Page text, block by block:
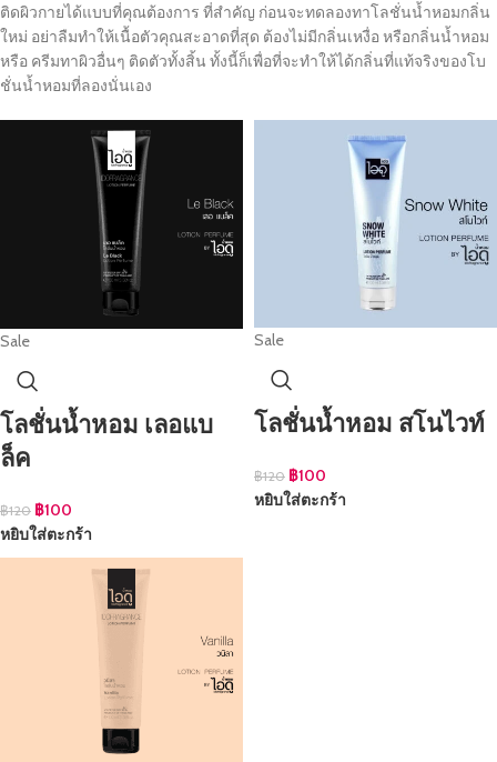
ติดผิวกายได้แบบที่คุณต้องการ ที่สำคัญ ก่อนจะทดลองทาโลชั่นน้ำหอมกลิ่น
ใหม่ อย่าลืมทำให้เนื้อตัวคุณสะอาดที่สุด ต้องไม่มีกลิ่นเหงื่อ หรือกลิ่นน้ำหอม
หรือ ครีมทาผิวอื่นๆ ติดตัวทั้งสิ้น ทั้งนี้ก็เพื่อที่จะทำให้ได้กลิ่นที่แท้จริงของโบ
ชั่นน้ำหอมที่ลองนั่นเอง
Sale
โลชั่นน้ำหอม เลอแบ
ล็ค
฿120 ฿100
หยิบใส่ตะกร้า
Sale
โลชั่นน้ำหอม สโนไวท์
฿120 ฿100
หยิบใส่ตะกร้า